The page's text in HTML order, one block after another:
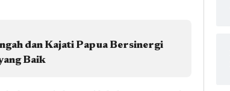
dan Kajati Papua Bersinergi
Baik